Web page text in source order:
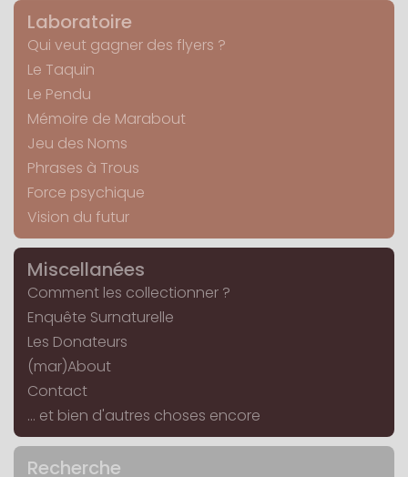
Laboratoire
Qui veut gagner des flyers ?
Le Taquin
Le Pendu
Mémoire de Marabout
Jeu des Noms
Phrases à Trous
Force psychique
Vision du futur
Miscellanées
Comment les collectionner ?
Enquête Surnaturelle
Les Donateurs
(mar)About
Contact
... et bien d'autres choses encore
Recherche